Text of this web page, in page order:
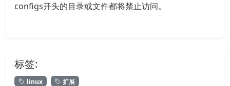
configs开头的目录或文件都将禁止访问。
标签:
linux 扩展